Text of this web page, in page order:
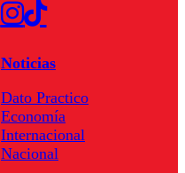
Noticias
Dato Practico
Economía
Internacional
Nacional